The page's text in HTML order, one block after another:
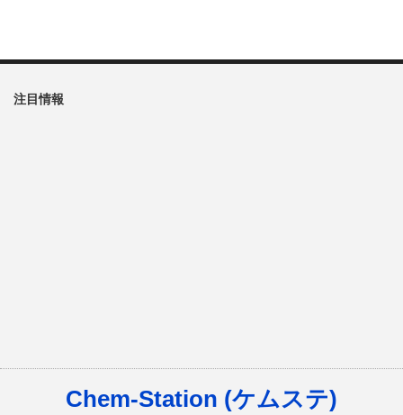
注目情報
Chem-Station (ケムステ)